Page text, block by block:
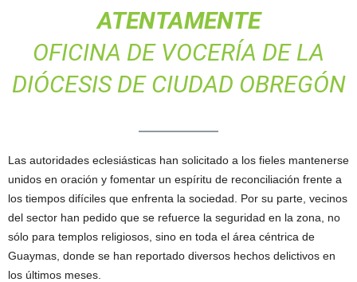
ATENTAMENTE
OFICINA DE VOCERÍA DE LA
DIÓCESIS DE CIUDAD OBREGÓN
Las autoridades eclesiásticas han solicitado a los fieles mantenerse
unidos en oración y fomentar un espíritu de reconciliación frente a
los tiempos difíciles que enfrenta la sociedad. Por su parte, vecinos
del sector han pedido que se refuerce la seguridad en la zona, no
sólo para templos religiosos, sino en toda el área céntrica de
Guaymas, donde se han reportado diversos hechos delictivos en
los últimos meses.